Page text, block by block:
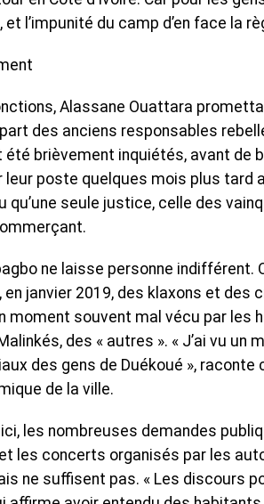
l’impunité du camp d’en face la
Alassane Ouattara
des anciens responsables
été brièvement inquiétés, avant de
poste quelques mois plus tard
qu’une seule justice, celle des
ne laisse personne indifférent.
en janvier 2019, des klaxons et des
moment souvent mal vécu par les
des « autres ». « J’ai vu un
des gens de Duékoué »,
de la ville.
les nombreuses demandes
les concerts organisés par les
ne suffisent pas. « Les discours